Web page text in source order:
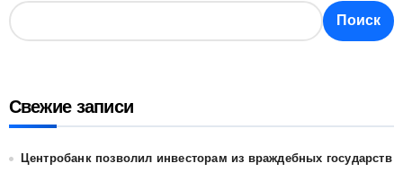
Поиск
Свежие записи
Центробанк позволил инвесторам из враждебных государств